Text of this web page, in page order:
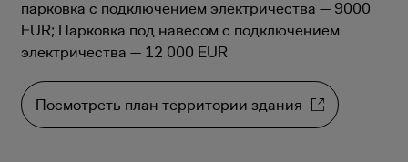
парковка с подключением электричества — 9000
EUR; Парковка под навесом с подключением
электричества — 12 000 EUR
Посмотреть план территории здания